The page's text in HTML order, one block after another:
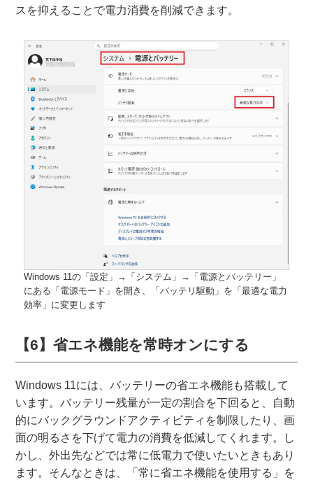
スを抑えることで電力消費を削減できます。
Windows 11の「設定」→「システム」→「電源とバッテリー」
にある「電源モード」を開き、「バッテリ駆動」を「最適な電力
効率」に変更します
【6】省エネ機能を常時オンにする
Windows 11には、バッテリーの省エネ機能も搭載して
います。バッテリー残量が一定の割合を下回ると、自動
的にバックグラウンドアクティビティを制限したり、画
面の明るさを下げて電力の消費を低減してくれます。し
かし、外出先などでは常に低電力で使いたいときもあり
ます。そんなときは、「常に省エネ機能を使用する」を